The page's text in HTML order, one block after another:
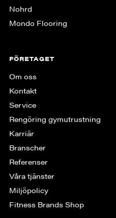
Nohrd
Mondo Flooring
FÖRETAGET
Om oss
Kontakt
Service
Rengöring gymutrustning
Karriär
Branscher
Referenser
Våra tjänster
Miljöpolicy
Fitness Brands Shop